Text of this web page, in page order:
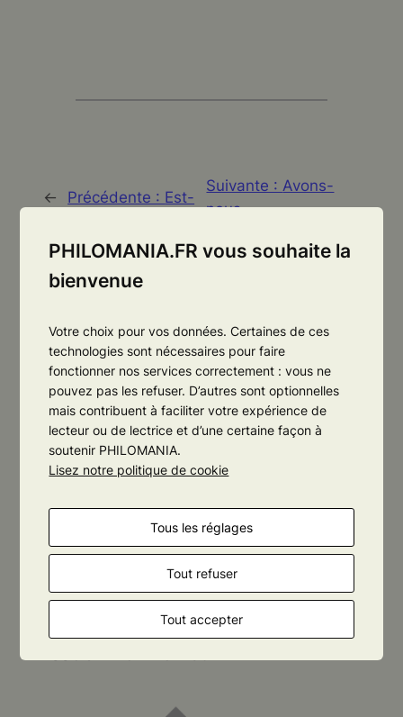
← Précédente : Est-
nécessaire à la vie
Suivante : Avons-
nous
besoin de modèles ?
PHILOMANIA
PHILOMANIA.FR vous souhaite la
bienvenue
Votre choix pour vos données. Certaines de ces
technologies sont nécessaires pour faire
fonctionner nos services correctement : vous ne
pouvez pas les refuser. D’autres sont optionnelles
mais contribuent à faciliter votre expérience de
lecteur ou de lectrice et d’une certaine façon à
soutenir PHILOMANIA.
Lisez notre politique de cookie
Tous les réglages
Tout refuser
Tout accepter